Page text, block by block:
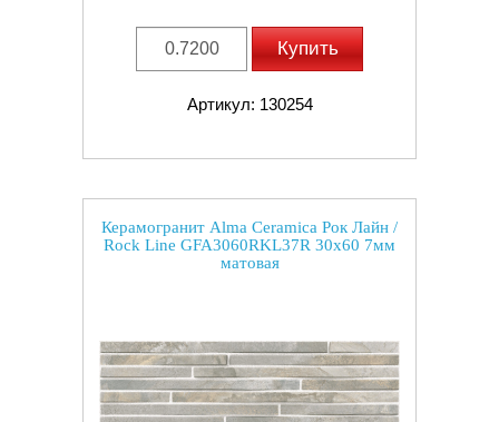
Купить
Артикул: 130254
Керамогранит Alma Ceramica Рок Лайн /
Rock Line GFA3060RKL37R 30x60 7мм
матовая